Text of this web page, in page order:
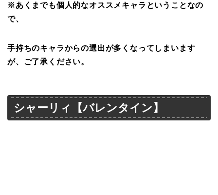
※あくまでも個人的なオススメキャラということなの
で、
手持ちのキャラからの選出が多くなってしまいます
が、ご了承ください。
シャーリィ【バレンタイン】